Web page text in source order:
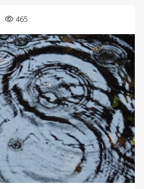
465